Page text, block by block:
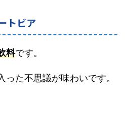
トビア
料です。
た不思議が味わいです。